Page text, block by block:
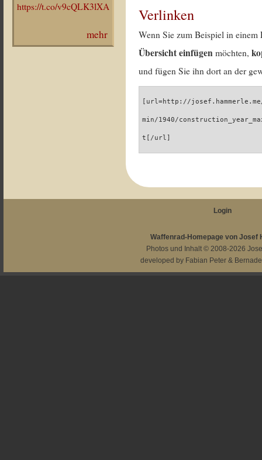
https://t.co/v9cQLK3lXA
mehr
Verlinken
Wenn Sie zum Beispiel in
Übersicht einfügen möchten,
und fügen Sie ihn dort an der
[url=http://
min/1940/
t[/url]
Login
Waffenrad-Homepage von Josef
Photos und Inhalt © 2008-2026
developed by Fabian Peter &